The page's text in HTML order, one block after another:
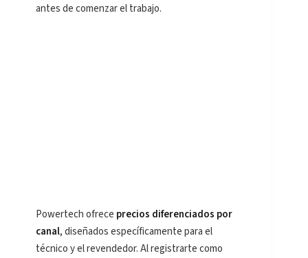
antes de comenzar el trabajo.
Powertech ofrece precios diferenciados por
canal, diseñados específicamente para el
técnico y el revendedor. Al registrarte como